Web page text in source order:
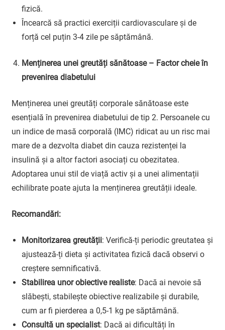
fizică.
Încearcă să practici exerciții cardiovasculare și de
forță cel puțin 3-4 zile pe săptămână.
Menținerea unei greutăți sănătoase – Factor cheie în
prevenirea diabetului
Menținerea unei greutăți corporale sănătoase este
esențială în prevenirea diabetului de tip 2. Persoanele cu
un indice de masă corporală (IMC) ridicat au un risc mai
mare de a dezvolta diabet din cauza rezistenței la
insulină și a altor factori asociați cu obezitatea.
Adoptarea unui stil de viață activ și a unei alimentații
echilibrate poate ajuta la menținerea greutății ideale.
Recomandări:
Monitorizarea greutății: Verifică-ți periodic greutatea și
ajustează-ți dieta și activitatea fizică dacă observi o
creștere semnificativă.
Stabilirea unor obiective realiste: Dacă ai nevoie să
slăbești, stabilește obiective realizabile și durabile,
cum ar fi pierderea a 0,5-1 kg pe săptămână.
Consultă un specialist: Dacă ai dificultăți în